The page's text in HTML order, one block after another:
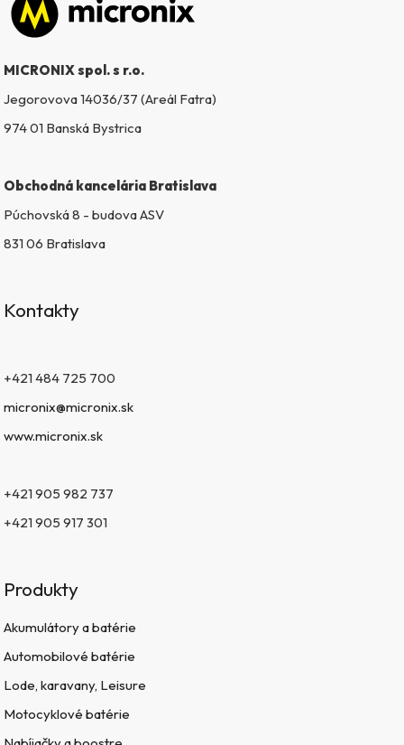
Zápätie
MICRONIX spol. s r.o.
Jegorovova 14036/37 (Areál Fatra)
974 01 Banská Bystrica
Obchodná kancelária Bratislava
Púchovská 8 - budova ASV
831 06 Bratislava
Kontakty
+421 484 725 700
micronix@micronix.sk
www.micronix.sk
+421 905 982 737
+421 905 917 301
Produkty
Akumulátory a batérie
Automobilové batérie
Lode, karavany, Leisure
Motocyklové batérie